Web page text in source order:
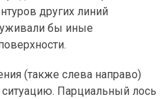
других линий
бы иные
(также слева направо)
Парциальный лось